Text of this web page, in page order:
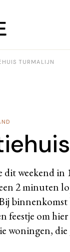
TURMALIJN
dit weekend
2 minuten
feestje om
woningen,